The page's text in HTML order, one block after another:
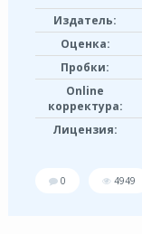
Издатель:
Оценка:
Пробки:
Online
корректура:
Лицензия:
0 4949